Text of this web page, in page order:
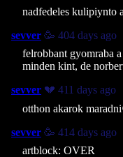
nadfedeles kulipiynto
sevver 🥳 404 days ago
felrobbant gyomraba
minden kint, de
sevver 💔 411 days ago
otthon akarok
sevver 🥳 414 days ago
artblock: OVER